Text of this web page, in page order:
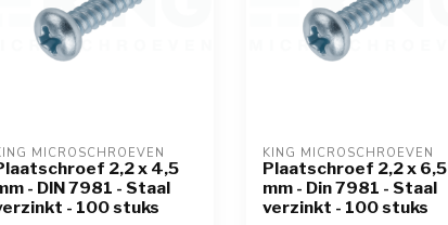
MICROSCHROEVEN
2,2 x 4,5
- DIN 7981 - Staal
- 100 stuks
KING MICROSCHROEVEN
Plaatschroef 2,2 x 6,5
mm - Din 7981 - Staal
verzinkt - 100 stuks